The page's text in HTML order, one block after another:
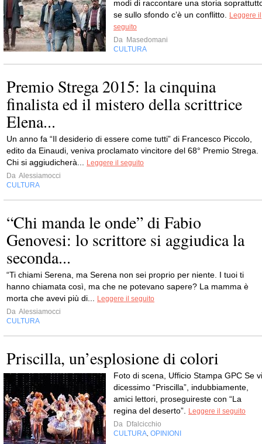
modi di raccontare una storia
se sullo sfondo c’è un conflitto.
Leggere il
seguito
Da Masedomani
CULTURA
Premio Strega 2015: la cinquina
finalista ed il mistero della scrittrice
Elena...
Un anno fa “Il desiderio di essere come tutti” di Francesco Piccolo,
edito da Einaudi, veniva proclamato vincitore del 68° Premio Strega.
Chi si aggiudicherà...
Leggere il seguito
Da Alessiamocci
CULTURA
“Chi manda le onde” di Fabio
Genovesi: lo scrittore si aggiudica la
seconda...
“Ti chiami Serena, ma Serena non sei proprio per niente. I tuoi ti
hanno chiamata così, ma che ne potevano sapere? La mamma è
morta che avevi più di...
Leggere il seguito
Da Alessiamocci
CULTURA
Priscilla, un’esplosione di colori
Foto di scena, Ufficio Stampa GPC Se vi
dicessimo “Priscilla”, indubbiamente,
amici lettori, proseguireste con “La
regina del deserto”.
Leggere il seguito
Da Dfalcicchio
CULTURA OPINIONI